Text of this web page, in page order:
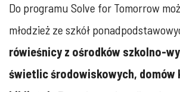
Do programu Solve for Tomorrow
młodzież ze szkół
rówieśnicy z ośrodków szkolno-
świetlic środowiskowych, domów